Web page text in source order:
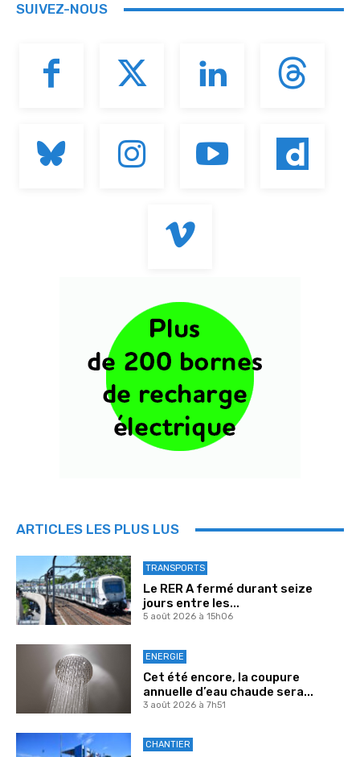
SUIVEZ-NOUS
ARTICLES LES PLUS LUS
TRANSPORTS
Le RER A fermé durant seize
jours entre les...
5 août 2026 à 15h06
ENERGIE
Cet été encore, la coupure
annuelle d’eau chaude sera...
3 août 2026 à 7h51
CHANTIER